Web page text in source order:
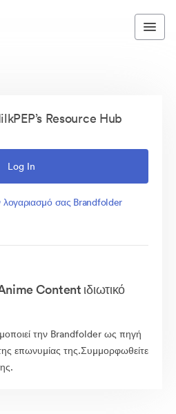
Resource Hub
Log In
λογαριασμό σας Brandfolder
Content ιδιωτικό
την Brandfolder ως πηγή
επωνυμίας της.Συμμορφωθείτε